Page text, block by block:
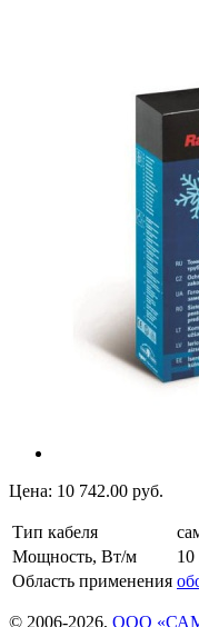
Цена: 10 742.00 руб.
Тип кабеля
Мощность, Вт/м
Область применения
© 2006-2026, ООО